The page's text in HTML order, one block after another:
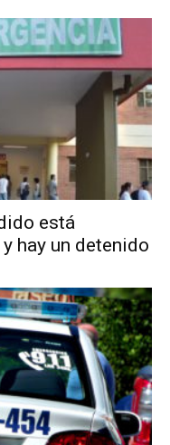
está
hay un detenido